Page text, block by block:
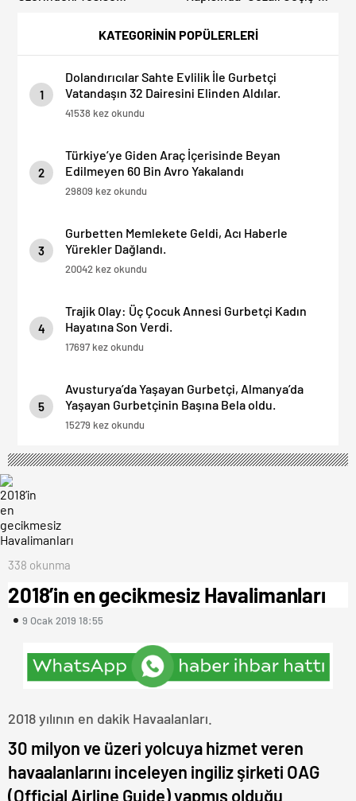
KATEGORİNİN POPÜLERLERİ
1
Dolandırıcılar Sahte Evlilik İle Gurbetçi
Vatandaşın 32 Dairesini Elinden Aldılar.
41538 kez okundu
2
Türkiye’ye Giden Araç İçerisinde Beyan
Edilmeyen 60 Bin Avro Yakalandı
29809 kez okundu
3
Gurbetten Memlekete Geldi, Acı Haberle
Yürekler Dağlandı.
20042 kez okundu
4
Trajik Olay: Üç Çocuk Annesi Gurbetçi Kadın
Hayatına Son Verdi.
17697 kez okundu
5
Avusturya’da Yaşayan Gurbetçi, Almanya’da
Yaşayan Gurbetçinin Başına Bela oldu.
15279 kez okundu
“Hesabınızı Mutlaka Kontrol
Dışına Çıkamıyor!
338 okunma
2018’in en gecikmesiz Havalimanları
9 Ocak 2019 18:55
2018 yılının en dakik Havaalanları.
30 milyon ve üzeri yolcuya hizmet veren
havaalanlarını inceleyen ingiliz şirketi OAG
(Official Airline Guide) yapmış olduğu